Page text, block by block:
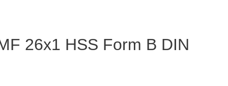
26x1 HSS Form B DIN